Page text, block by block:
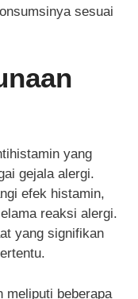
sesuai
yang
gejala alergi.
efek histamin,
reaksi alergi.
yang signifikan
meliputi beberapa